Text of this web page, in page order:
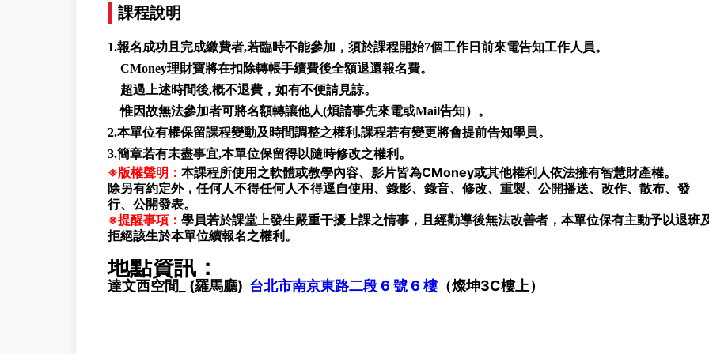
課程說明
1.報名成功且完成繳費者,若臨時不能參加，須於課程開始7個工作日前來電告知工作人員。
CMoney理財寶將在扣除轉帳手續費後全額退還報名費。
超過上述時間後,概不退費，如有不便請見諒。
惟因故無法參加者可將名額轉讓他人(煩請事先來電或Mail告知）。
2.本單位有權保留課程變動及時間調整之權利,課程若有變更將會提前告知學員。
3.簡章若有未盡事宜,本單位保留得以隨時修改之權利。
※版權聲明： 本課程所使用之軟體或教學內容、影片皆為CMoney或其他權利人依法擁有智慧財產權。
除另有約定外，任何人不得任何人不得逕自使用、錄影、錄音、修改、重製、公開播送、改作、散布、發
行、公開發表。
※提醒事項： 學員若於課堂上發生嚴重干擾上課之情事，且經勸導後無法改善者，本單位保有主動予以退班
拒絕該生於本單位續報名之權利。
地點資訊：
達文西空間_ (羅馬廳) 台北市南京東路二段 6 號 6 樓（燦坤3C樓上）